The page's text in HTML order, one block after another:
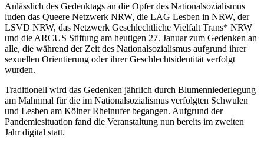
Anlässlich des Gedenktags an die Opfer des Nationalsozialismus
luden das Queere Netzwerk NRW, die LAG Lesben in NRW, der
LSVD NRW, das Netzwerk Geschlechtliche Vielfalt Trans* NRW
und die ARCUS Stiftung am heutigen 27. Januar zum Gedenken an
alle, die während der Zeit des Nationalsozialismus aufgrund ihrer
sexuellen Orientierung oder ihrer Geschlechtsidentität verfolgt
wurden.
Traditionell wird das Gedenken jährlich durch Blumenniederlegung
am Mahnmal für die im Nationalsozialismus verfolgten Schwulen
und Lesben am Kölner Rheinufer begangen. Aufgrund der
Pandemiesituation fand die Veranstaltung nun bereits im zweiten
Jahr digital statt.